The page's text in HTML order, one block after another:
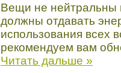
Вещи не нейтральны
должны отдавать
использования всех
рекомендуем вам
Читать дальше »